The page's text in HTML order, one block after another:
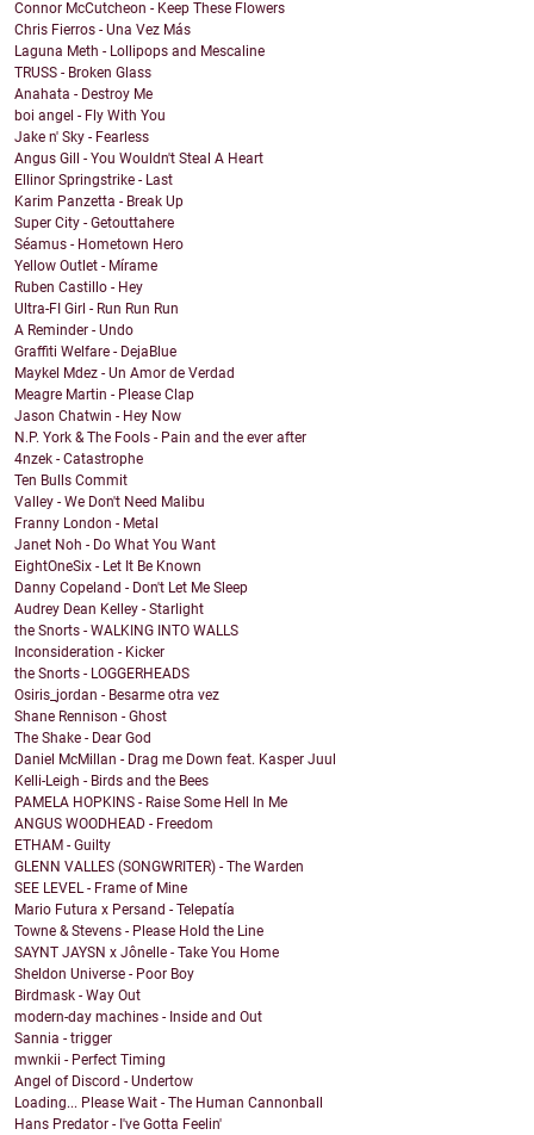
Connor McCutcheon - Keep These Flowers
Chris Fierros - Una Vez Más
Laguna Meth - Lollipops and Mescaline
TRUSS - Broken Glass
Anahata - Destroy Me
boi angel - Fly With You
Jake n' Sky - Fearless
Angus Gill - You Wouldn't Steal A Heart
Ellinor Springstrike - Last
Karim Panzetta - Break Up
Super City - Getouttahere
Séamus - Hometown Hero
Yellow Outlet - Mírame
Ruben Castillo - Hey
Ultra-FI Girl - Run Run Run
A Reminder - Undo
Graffiti Welfare - DejaBlue
Maykel Mdez - Un Amor de Verdad
Meagre Martin - Please Clap
Jason Chatwin - Hey Now
N.P. York & The Fools - Pain and the ever after
4nzek - Catastrophe
Ten Bulls Commit
Valley - We Don't Need Malibu
Franny London - Metal
Janet Noh - Do What You Want
EightOneSix - Let It Be Known
Danny Copeland - Don't Let Me Sleep
Audrey Dean Kelley - Starlight
the Snorts - WALKING INTO WALLS
Inconsideration - Kicker
the Snorts - LOGGERHEADS
Osiris_jordan - Besarme otra vez
Shane Rennison - Ghost
The Shake - Dear God
Daniel McMillan - Drag me Down feat. Kasper Juul
Kelli-Leigh - Birds and the Bees
PAMELA HOPKINS - Raise Some Hell In Me
ANGUS WOODHEAD - Freedom
ETHAM - Guilty
GLENN VALLES (SONGWRITER) - The Warden
SEE LEVEL - Frame of Mine
Mario Futura x Persand - Telepatía
Towne & Stevens - Please Hold the Line
SAYNT JAYSN x Jônelle - Take You Home
Sheldon Universe - Poor Boy
Birdmask - Way Out
modern-day machines - Inside and Out
Sannia - trigger
mwnkii - Perfect Timing
Angel of Discord - Undertow
Loading... Please Wait - The Human Cannonball
Hans Predator - I've Gotta Feelin'